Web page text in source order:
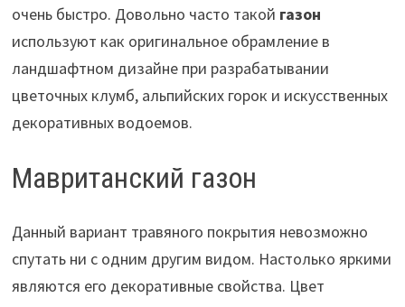
очень быстро. Довольно часто такой газон
используют как оригинальное обрамление в
ландшафтном дизайне при разрабатывании
цветочных клумб, альпийских горок и искусственных
декоративных водоемов.
Мавританский газон
Данный вариант травяного покрытия невозможно
спутать ни с одним другим видом. Настолько яркими
являются его декоративные свойства. Цвет